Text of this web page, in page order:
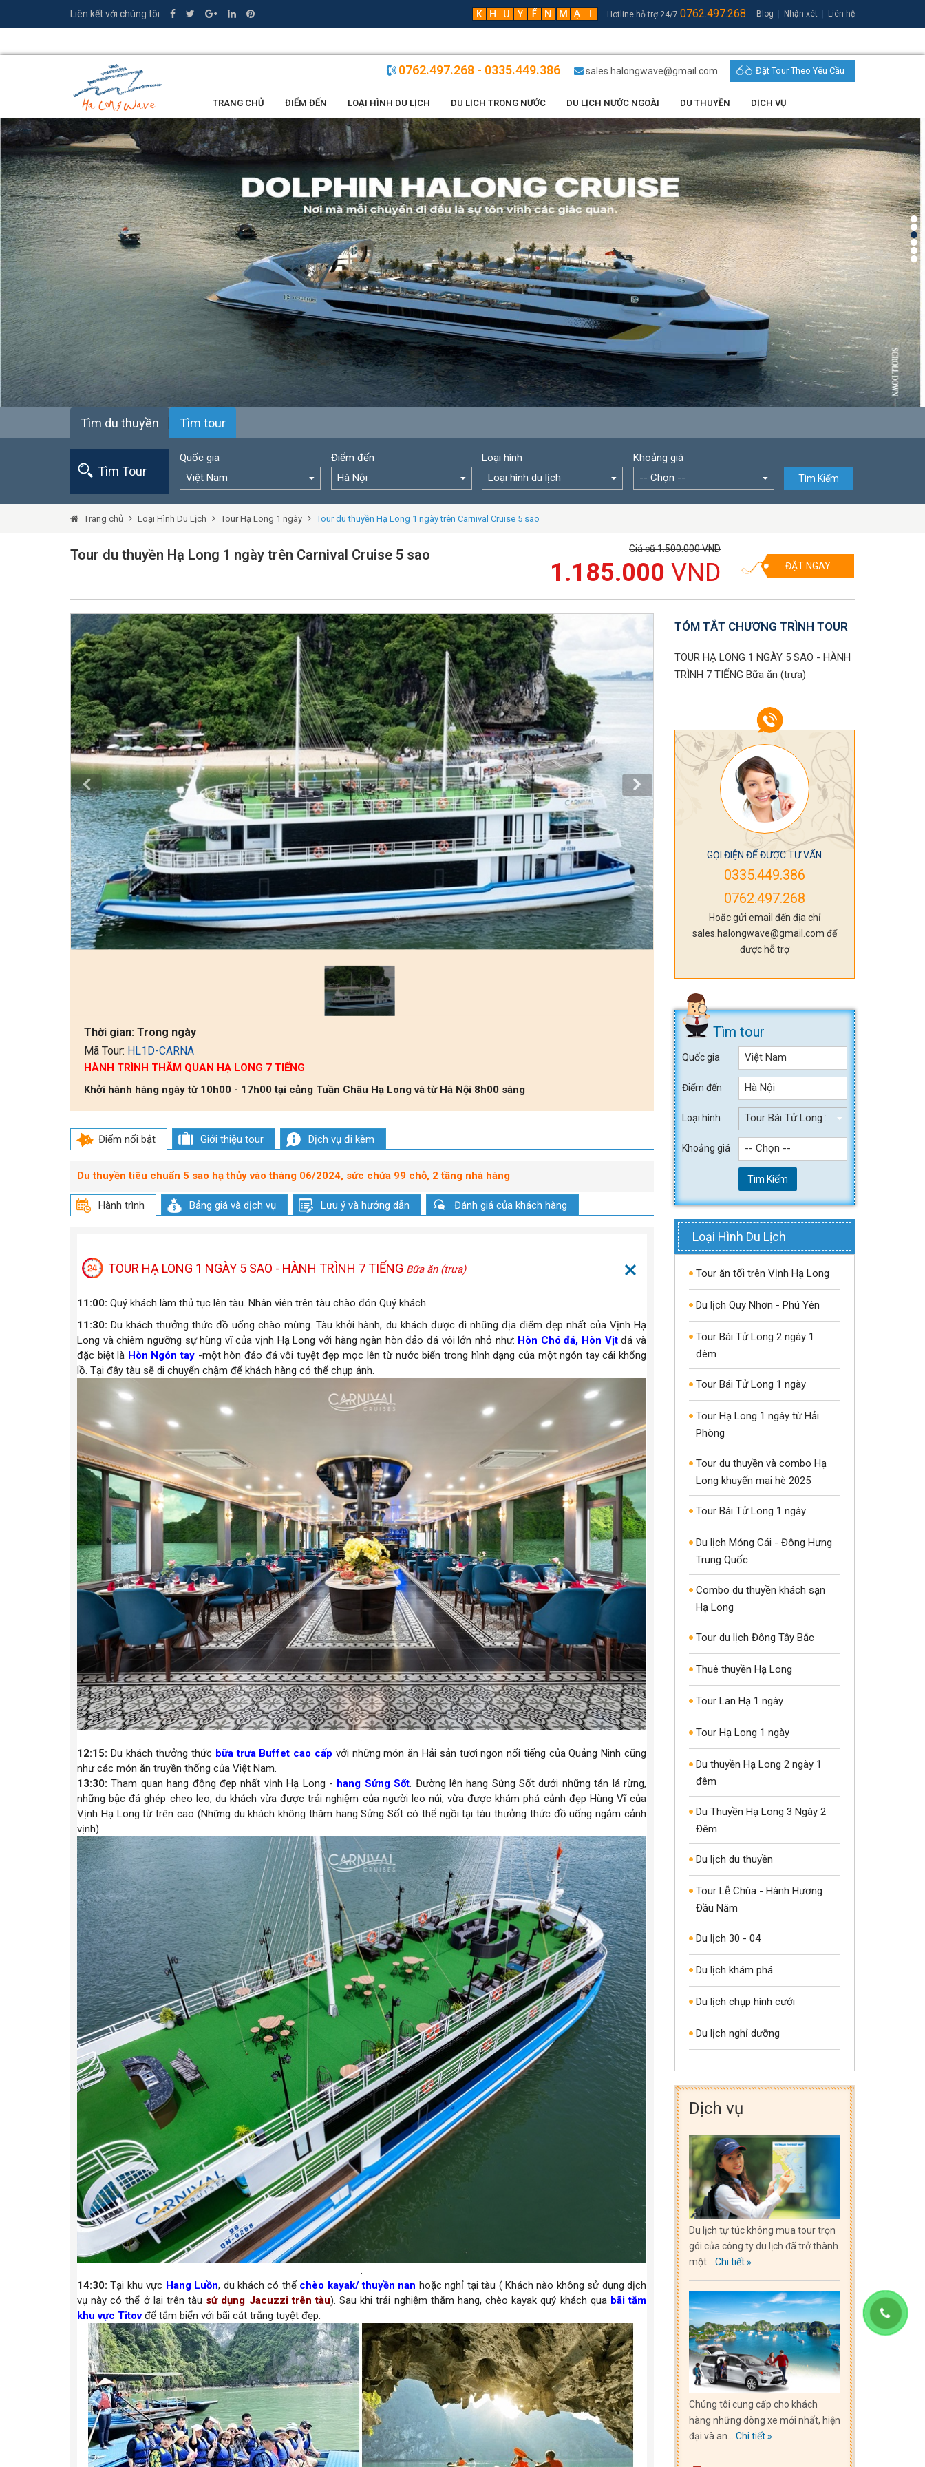
Liên kết với chúng tôi Hotline hỗ trợ 24/7 0762.497.268 Blog Nhận xét Liên hệ
0762.497.268 - 0335.449.386 sales.halongwave@gmail.com Đặt Tour Theo Yêu Cầu
TRANG CHỦ ĐIỂM ĐẾN LOẠI HÌNH DU LỊCH DU LỊCH TRONG NƯỚC DU LỊCH NƯỚC NGOÀI DU THUYỀN DỊCH VỤ
LỜI KHEN
Tìm du thuyền Tìm tour
Tìm Tour
Quốc gia
Việt Nam
Điểm đến
Hà Nội
Loại hình
Loại hình du lịch
Khoảng giá
-- Chọn --
Tìm Kiếm
Trang chủ Loại Hình Du Lịch Tour Hạ Long 1 ngày Tour du thuyền Hạ Long 1 ngày trên Carnival Cruise 5 sao
Tour du thuyền Hạ Long 1 ngày trên Carnival Cruise 5 sao Giá cũ 1.500.000 VND
1.185.000 VND ĐẶT NGAY
Thời gian: Trong ngày
Mã Tour: HL1D-CARNA
HÀNH TRÌNH THĂM QUAN HẠ LONG 7 TIẾNG
Khởi hành hàng ngày từ 10h00 - 17h00 tại cảng Tuần Châu Hạ Long và từ Hà Nội 8h00 sáng
Điểm nổi bật Giới thiệu tour Dịch vụ đi kèm
Du thuyền tiêu chuẩn 5 sao hạ thủy vào tháng 06/2024, sức chứa 99 chỗ, 2 tầng nhà hàng
Hành trình Bảng giá và dịch vụ Lưu ý và hướng dẫn Đánh giá của khách hàng
TOUR HẠ LONG 1 NGÀY 5 SAO - HÀNH TRÌNH 7 TIẾNG Bữa ăn (trưa)
11:00: Quý khách làm thủ tục lên tàu. Nhân viên trên tàu chào đón Quý khách
11:30: Du khách thưởng thức đồ uống chào mừng. Tàu khởi hành, du khách được đi những địa điểm đẹp nhất của Vịnh Hạ
Long và chiêm ngưỡng sự hùng vĩ của vịnh Hạ Long với hàng ngàn hòn đảo đá vôi lớn nhỏ như: Hòn Chó đá, Hòn Vịtđá và
đặc biệt là Hòn Ngón tay -một hòn đảo đá vôi tuyệt đẹp mọc lên từ nước biển trong hình dạng của một ngón tay cái khổng
lồ. Tại đây tàu sẽ di chuyển chậm để khách hàng có thể chụp ảnh.
.
12:15: Du khách thưởng thức bữa trưa Buffet cao cấp với những món ăn Hải sản tươi ngon nổi tiếng của Quảng Ninh cũng
như các món ăn truyền thống của Việt Nam.
13:30: Tham quan hang động đẹp nhất vịnh Hạ Long - hang Sửng Sốt. Đường lên hang Sửng Sốt dưới những tán lá rừng,
những bậc đá ghép cheo leo, du khách vừa được trải nghiệm của người leo núi, vừa được khám phá cảnh đẹp Hùng Vĩ của
Vịnh Hạ Long từ trên cao (Những du khách không thăm hang Sửng Sốt có thể ngồi tại tàu thưởng thức đồ uống ngắm cảnh
vịnh).
.
14:30:Tại khu vực Hang Luồn, du khách có thể chèo kayak/ thuyền nan hoặc nghỉ tại tàu ( Khách nào không sử dụng dịch
vụ này có thể ở lại trên tàu sử dụng Jacuzzi trên tàu). Sau khi trải nghiệm thăm hang, chèo kayak quý khách qua bãi tắm
khu vực Titovđể tắm biển với bãi cát trắng tuyệt đẹp.
TÓM TẮT CHƯƠNG TRÌNH TOUR
TOUR HẠ LONG 1 NGÀY 5 SAO - HÀNH
TRÌNH 7 TIẾNG Bữa ăn (trưa)
GỌI ĐIỆN ĐỂ ĐƯỢC TƯ VẤN
0335.449.386
0762.497.268
Hoặc gửi email đến địa chỉ
sales.halongwave@gmail.com để
được hỗ trợ
Tìm tour
Quốc gia Việt Nam
Điểm đến Hà Nội
Loại hình Tour Bái Tử Long 2 ngày 1 đêm
Khoảng giá -- Chọn --
Tìm Kiếm
Loại Hình Du Lịch
Tour ăn tối trên Vịnh Hạ Long
Du lịch Quy Nhơn - Phú Yên
Tour Bái Tử Long 2 ngày 1
đêm
Tour Bái Tử Long 1 ngày
Tour Hạ Long 1 ngày từ Hải
Phòng
Tour du thuyền và combo Hạ
Long khuyến mại hè 2025
Tour Bái Tử Long 1 ngày
Du lịch Móng Cái - Đông Hưng
Trung Quốc
Combo du thuyền khách sạn
Hạ Long
Tour du lịch Đông Tây Bắc
Thuê thuyền Hạ Long
Tour Lan Hạ 1 ngày
Tour Hạ Long 1 ngày
Du thuyền Hạ Long 2 ngày 1
đêm
Du Thuyền Hạ Long 3 Ngày 2
Đêm
Du lịch du thuyền
Tour Lễ Chùa - Hành Hương
Đầu Năm
Du lịch 30 - 04
Du lịch khám phá
Du lịch chụp hình cưới
Du lịch nghỉ dưỡng
Dịch vụ
Du lịch tự túc không mua tour trọn
gói của công ty du lịch đã trở thành
một... Chi tiết
Chúng tôi cung cấp cho khách
hàng những dòng xe mới nhất, hiện
đại và an... Chi tiết